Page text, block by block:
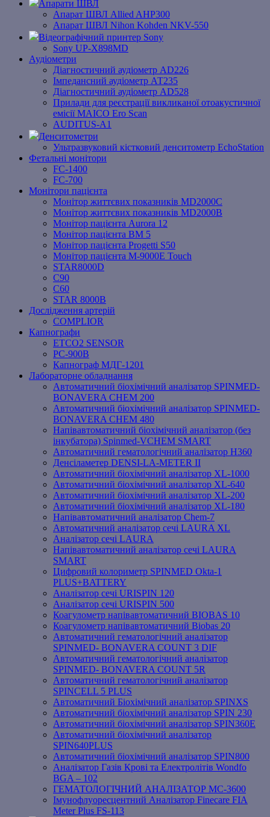
Апарати ШВЛ
Апарат ШВЛ Allied AHP300
Апарат ШВЛ Nihon Kohden NKV-550
Відеографічний принтер Sony
Sony UP-X898MD
Аудіометри
Діагностичний аудіометр AD226
Імпедансний аудіометр АТ235
Діагностичний аудіометр AD528
Прилади для реєстрації викликаної отоакустичної
емісії MAICO Ero Scan
AUDITUS-A1
Денситометри
Ультразвуковий кістковий денситометр EchoStation
Фетальні монітори
FC-1400
FC-700
Монітори пацієнта
Монітор життєвих показників MD2000С
Монітор життєвих показників MD2000В
Mонітоp пацієнта Aurora 12
Монітор пацієнта BM 5
Монітор пацієнта Progetti S50
Монітор пацієнта M-9000E Touch
STAR8000D
C90
C60
STAR 8000B
Дослідження артерій
COMPLIOR
Капнографи
ETCO2 SENSOR
PC‐900B
Капнограф МДГ-1201
Лабораторне обладнання
Автоматичний біохімічний аналізатор SPINMED-
BONAVERA CHEM 200
Автоматичний біохімічний аналізатор SPINMED-
BONAVERA CHEM 480
Напівавтоматичний біохімічний аналізатор (без
інкубатора) Spinmed-VCHEM SMART
Автоматичний гематологічний аналізатор Н360
Денсіламетер DENSI-LA-METER ІІ
Автоматичний біохімічний аналізатор XL-1000
Автоматичний біохімічний аналізатор XL-640
Автоматичний біохімічний аналізатор XL-200
Автоматичний біохімічний аналізатор XL-180
Напівавтоматичний аналізатор Chem-7
Автоматичний аналізатор сечі LAURA XL
Аналізатор сечі LAURA
Напівавтоматичний аналізатор сечі LAURA
SMART
Цифровий колориметр SPINMED Okta-1
PLUS+BATTERY
Аналізатор сечі URISPIN 120
Аналізатор сечі URISPIN 500
Коагулометр напівавтоматичний BIOBAS 10
Коагулометр напівавтоматичний Biobas 20
Автоматичний гематологічний аналізатор
SPINMED- BONAVERA COUNT 3 DIF
Автоматичний гематологічний аналізатор
SPINMED- BONAVERA COUNT 5R
Автоматичний гематологічний аналізатор
SPINCELL 5 PLUS
Автоматичний Біохімічний аналізатор SPINXS
Автоматичний біохімічний аналізатор SPIN 230
Автоматичний біохімічний аналізатор SPIN360E
Автоматичний біохімічний аналізатор
SPIN640PLUS
Автоматичний біохімічний аналізатор SPIN800
Аналізатор Газів Крові та Електролітів Wondfo
BGA – 102
ГЕМАТОЛОГІЧНИЙ АНАЛІЗАТОР MC-3600
Імунофлуоресцентний Аналізатор Finecare FIA
Meter Plus FS-113